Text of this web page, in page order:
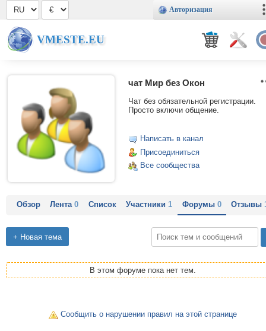
Авторизация
VMESTE.EU
чат Мир без Окон
Чат без обязательной регистрации.
Просто включи общение.
Написать в канал
Присоединиться
Все сообщества
Обзор Лента0 Список Участники1 Форумы 0 Отзывы
В этом форуме пока нет тем.
Сообщить о нарушении правил на этой странице